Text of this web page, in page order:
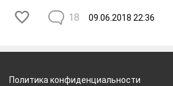
09.06.2018 22:36
18
Политика конфиденциальности